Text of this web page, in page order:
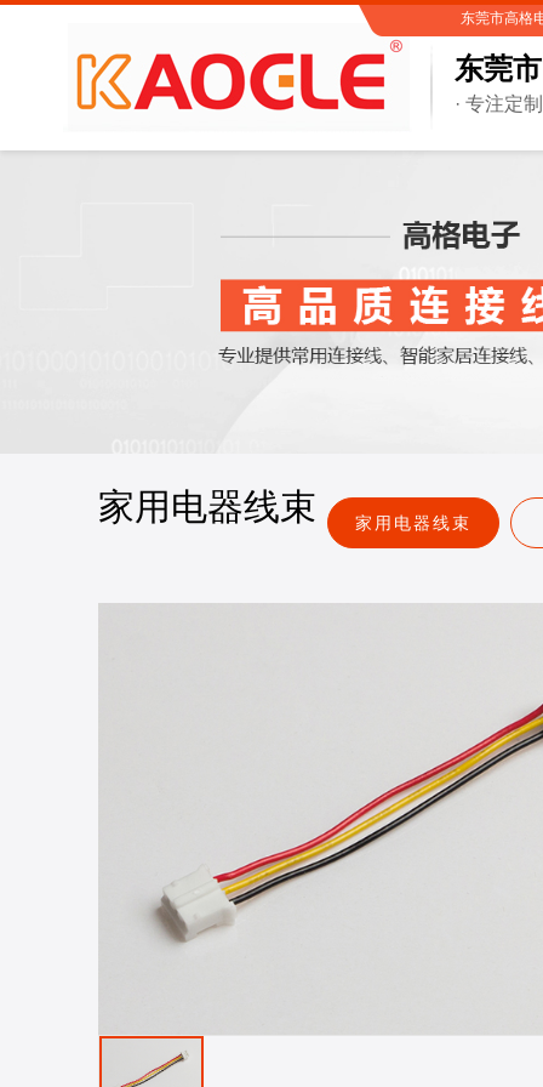
东莞
· 专注定
东莞市高格
家用电器线束 家用电器线束